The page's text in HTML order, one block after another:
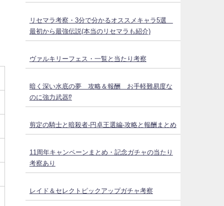
リセマラ考察・3分で分かるオススメキャラ5選
最初から最強伝説(本当のリセマラも紹介)
ヴァルキリーフェス・一覧と当たり考察
暗く深い水底の夢 攻略＆報酬 お手軽難易度な
のに強力武器⁉
剪定の騎士と暗殺者-円卓王選編-攻略と報酬まとめ
11周年キャンペーンまとめ・記念ガチャの当たり
考察あり
レイド＆セレクトピックアップガチャ考察